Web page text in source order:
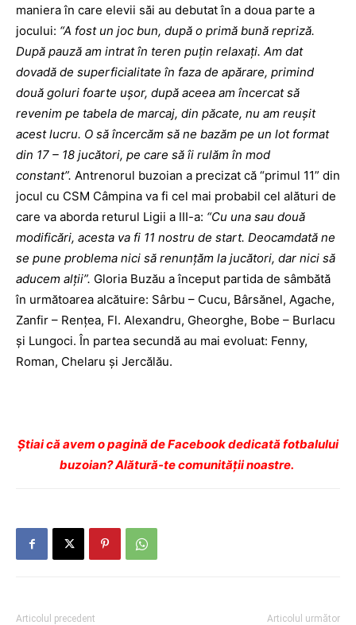
maniera în care elevii săi au debutat în a doua parte a
jocului: “A fost un joc bun, după o primă bună repriză.
După pauză am intrat în teren puţin relaxaţi. Am dat
dovadă de superficialitate în faza de apărare, primind
două goluri foarte uşor, după aceea am încercat să
revenim pe tabela de marcaj, din păcate, nu am reuşit
acest lucru. O să încercăm să ne bazăm pe un lot format
din 17 – 18 jucători, pe care să îi rulăm în mod
constant”. Antrenorul buzoian a precizat că “primul 11” din
jocul cu CSM Câmpina va fi cel mai probabil cel alături de
care va aborda returul Ligii a III-a: “Cu una sau două
modificări, acesta va fi 11 nostru de start. Deocamdată ne
se pune problema nici să renunţăm la jucători, dar nici să
aducem alţii”. Gloria Buzău a început partida de sâmbătă
în următoarea alcătuire: Sârbu – Cucu, Bârsănel, Agache,
Zanfir – Renţea, Fl. Alexandru, Gheorghe, Bobe – Burlacu
şi Lungoci. În partea secundă au mai evoluat: Fenny,
Roman, Chelaru şi Jercălău.
Ştiai că avem o pagină de Facebook dedicată fotbalului
buzoian? Alătură-te comunității noastre.
Articolul precedent Articolul următor